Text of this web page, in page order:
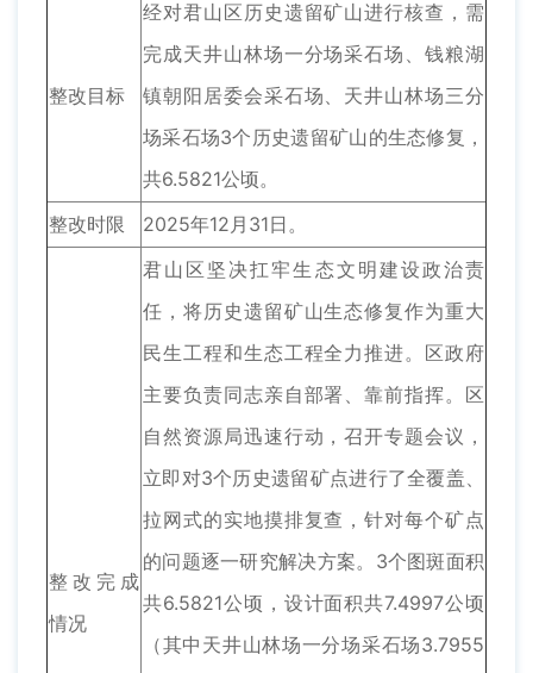
整改目标
经对君山区历史遗留矿山进行核查，需
完成天井山林场一分场采石场、钱粮湖
镇朝阳居委会采石场、天井山林场三分
场采石场3个历史遗留矿山的生态修复，
共6.5821公顷。
整改时限
2025年12月31日。
整改完成
情况
君山区坚决扛牢生态文明建设政治责
任，将历史遗留矿山生态修复作为重大
民生工程和生态工程全力推进。区政府
主要负责同志亲自部署、靠前指挥。区
自然资源局迅速行动，召开专题会议，
立即对3个历史遗留矿点进行了全覆盖、
拉网式的实地摸排复查，针对每个矿点
的问题逐一研究解决方案。3个图斑面积
共6.5821公顷，设计面积共7.4997公顷
（其中天井山林场一分场采石场3.7955